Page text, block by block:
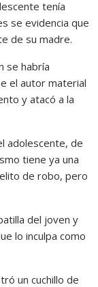
tenía
se evidencia que
de su madre.
se habría
el autor material
y atacó a la
adolescente, de
tiene ya una
de robo, pero
del joven y
lo inculpa como
un cuchillo de